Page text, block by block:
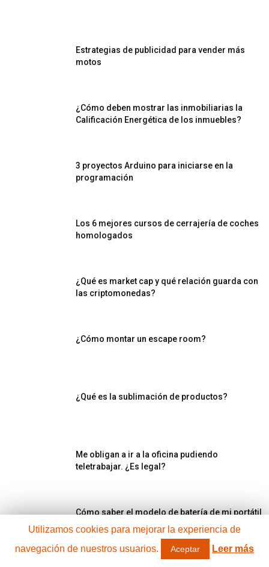
Estrategias de publicidad para vender más
motos
¿Cómo deben mostrar las inmobiliarias la
Calificación Energética de los inmuebles?
3 proyectos Arduino para iniciarse en la
programación
Los 6 mejores cursos de cerrajería de coches
homologados
¿Qué es market cap y qué relación guarda con
las criptomonedas?
¿Cómo montar un escape room?
¿Qué es la sublimación de productos?
Me obligan a ir a la oficina pudiendo
teletrabajar. ¿Es legal?
Cómo saber el modelo de batería de mi portátil
Utilizamos cookies para mejorar la experiencia de
navegación de nuestros usuarios.
Aceptar Leer más